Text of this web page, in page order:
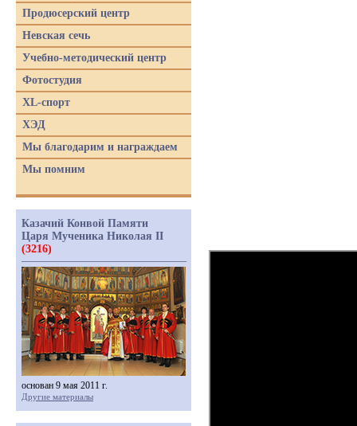
Продюсерский центр
Невская сечь
Учебно-методический центр
Фотостудия
XL-спорт
ХЭД
Мы благодарим и награждаем
Мы помним
Казачий Конвой Памяти
Царя Мученика Николая II
(3216)
основан 9 мая 2011 г.
Другие материалы